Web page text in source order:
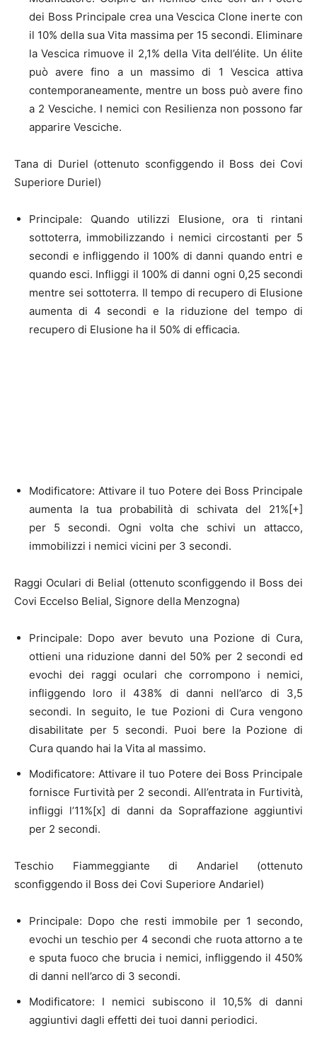
dei Boss Principale crea una Vescica Clone inerte con
il 10% della sua Vita massima per 15 secondi. Eliminare
la Vescica rimuove il 2,1% della Vita dell’élite. Un élite
può avere fino a un massimo di 1 Vescica attiva
contemporaneamente, mentre un boss può avere fino
a 2 Vesciche. I nemici con Resilienza non possono far
apparire Vesciche.
Tana di Duriel (ottenuto sconfiggendo il Boss dei Covi
Superiore Duriel)
Principale: Quando utilizzi Elusione, ora ti rintani
sottoterra, immobilizzando i nemici circostanti per 5
secondi e infliggendo il 100% di danni quando entri e
quando esci. Infliggi il 100% di danni ogni 0,25 secondi
mentre sei sottoterra. Il tempo di recupero di Elusione
aumenta di 4 secondi e la riduzione del tempo di
recupero di Elusione ha il 50% di efficacia.
Modificatore: Attivare il tuo Potere dei Boss Principale
aumenta la tua probabilità di schivata del 21%[+]
per 5 secondi. Ogni volta che schivi un attacco,
immobilizzi i nemici vicini per 3 secondi.
Raggi Oculari di Belial (ottenuto sconfiggendo il Boss dei
Covi Eccelso Belial, Signore della Menzogna)
Principale: Dopo aver bevuto una Pozione di Cura,
ottieni una riduzione danni del 50% per 2 secondi ed
evochi dei raggi oculari che corrompono i nemici,
infliggendo loro il 438% di danni nell’arco di 3,5
secondi. In seguito, le tue Pozioni di Cura vengono
disabilitate per 5 secondi. Puoi bere la Pozione di
Cura quando hai la Vita al massimo.
Modificatore: Attivare il tuo Potere dei Boss Principale
fornisce Furtività per 2 secondi. All’entrata in Furtività,
infliggi l’11%[x] di danni da Sopraffazione aggiuntivi
per 2 secondi.
Teschio Fiammeggiante di Andariel (ottenuto
sconfiggendo il Boss dei Covi Superiore Andariel)
Principale: Dopo che resti immobile per 1 secondo,
evochi un teschio per 4 secondi che ruota attorno a te
e sputa fuoco che brucia i nemici, infliggendo il 450%
di danni nell’arco di 3 secondi.
Modificatore: I nemici subiscono il 10,5% di danni
aggiuntivi dagli effetti dei tuoi danni periodici.